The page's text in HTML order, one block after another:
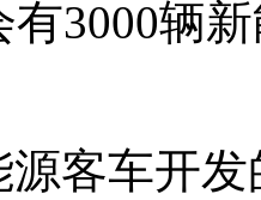
有3000辆
客车开